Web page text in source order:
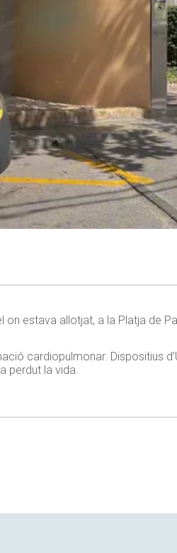
on estava allotjat, a la Platja de
cardiopulmonar. Dispositius
perdut la vida.